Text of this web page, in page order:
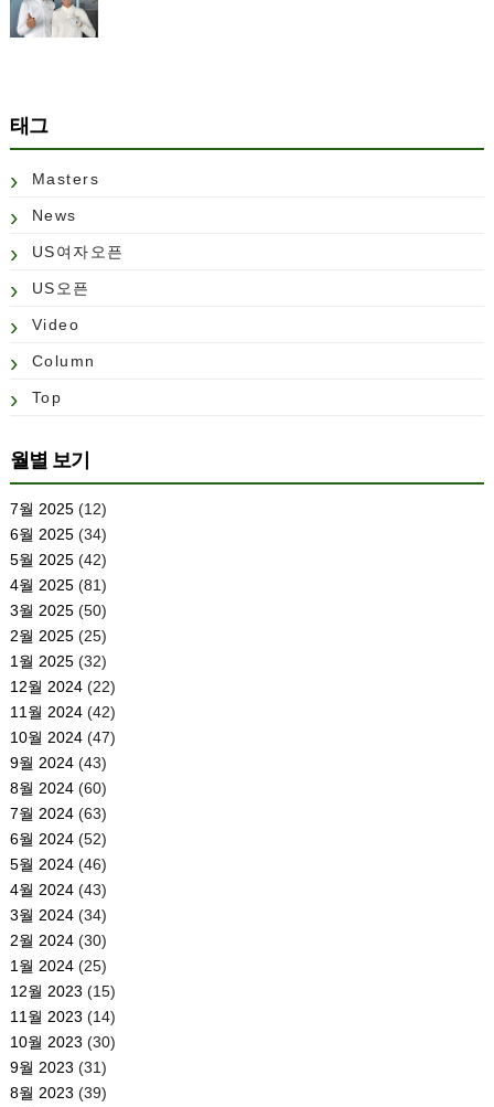
태그
Masters
News
US여자오픈
US오픈
Video
Column
Top
월별 보기
7월 2025(12)
6월 2025(34)
5월 2025(42)
4월 2025(81)
3월 2025(50)
2월 2025(25)
1월 2025(32)
12월 2024(22)
11월 2024(42)
10월 2024(47)
9월 2024(43)
8월 2024(60)
7월 2024(63)
6월 2024(52)
5월 2024(46)
4월 2024(43)
3월 2024(34)
2월 2024(30)
1월 2024(25)
12월 2023 (15)
11월 2023 (14)
10월 2023 (30)
9월 2023 (31)
8월 2023 (39)